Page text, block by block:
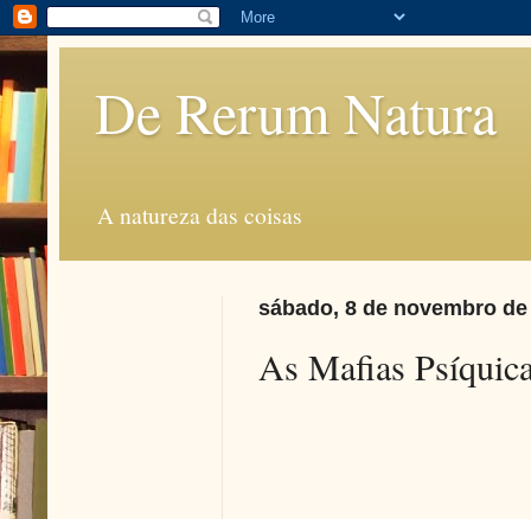
De Rerum Natura
A natureza das coisas
sábado, 8 de novembro de
As Mafias